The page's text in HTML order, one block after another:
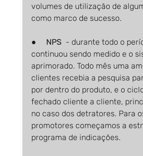
volumes de utilização de
como marco de sucesso.
● NPS - durante todo o
continuou sendo medido e o
aprimorado. Todo mês uma
clientes recebia a pesquisa
por dentro do produto, e o
fechado cliente a cliente,
no caso dos detratores. Para
promotores começamos a
programa de indicações.